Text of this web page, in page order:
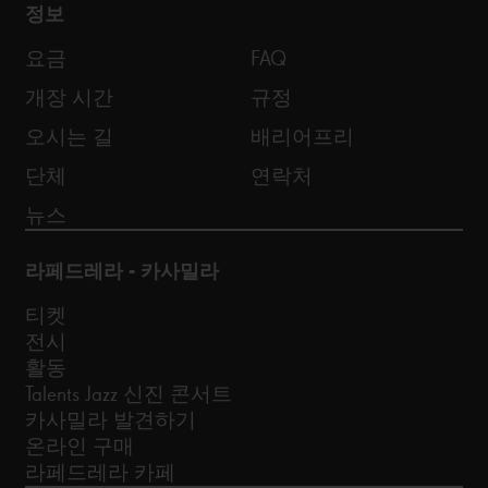
정보
요금
개장 시간
오시는 길
단체
뉴스
FAQ
규정
배리어프리
연락처
라페드레라 - 카사밀라
티켓
전시
활동
Talents Jazz 신진 콘서트
카사밀라 발견하기
온라인 구매
라페드레라 카페